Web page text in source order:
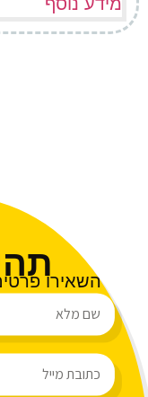
השאירו